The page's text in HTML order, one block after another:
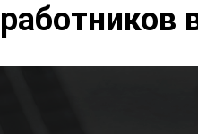
работников